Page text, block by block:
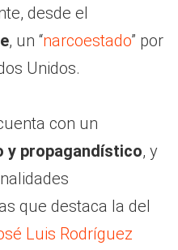
desde el
, un “narcoestado” por
Unidos.
con un
y propagandístico, y
que destaca la del
Luis Rodríguez